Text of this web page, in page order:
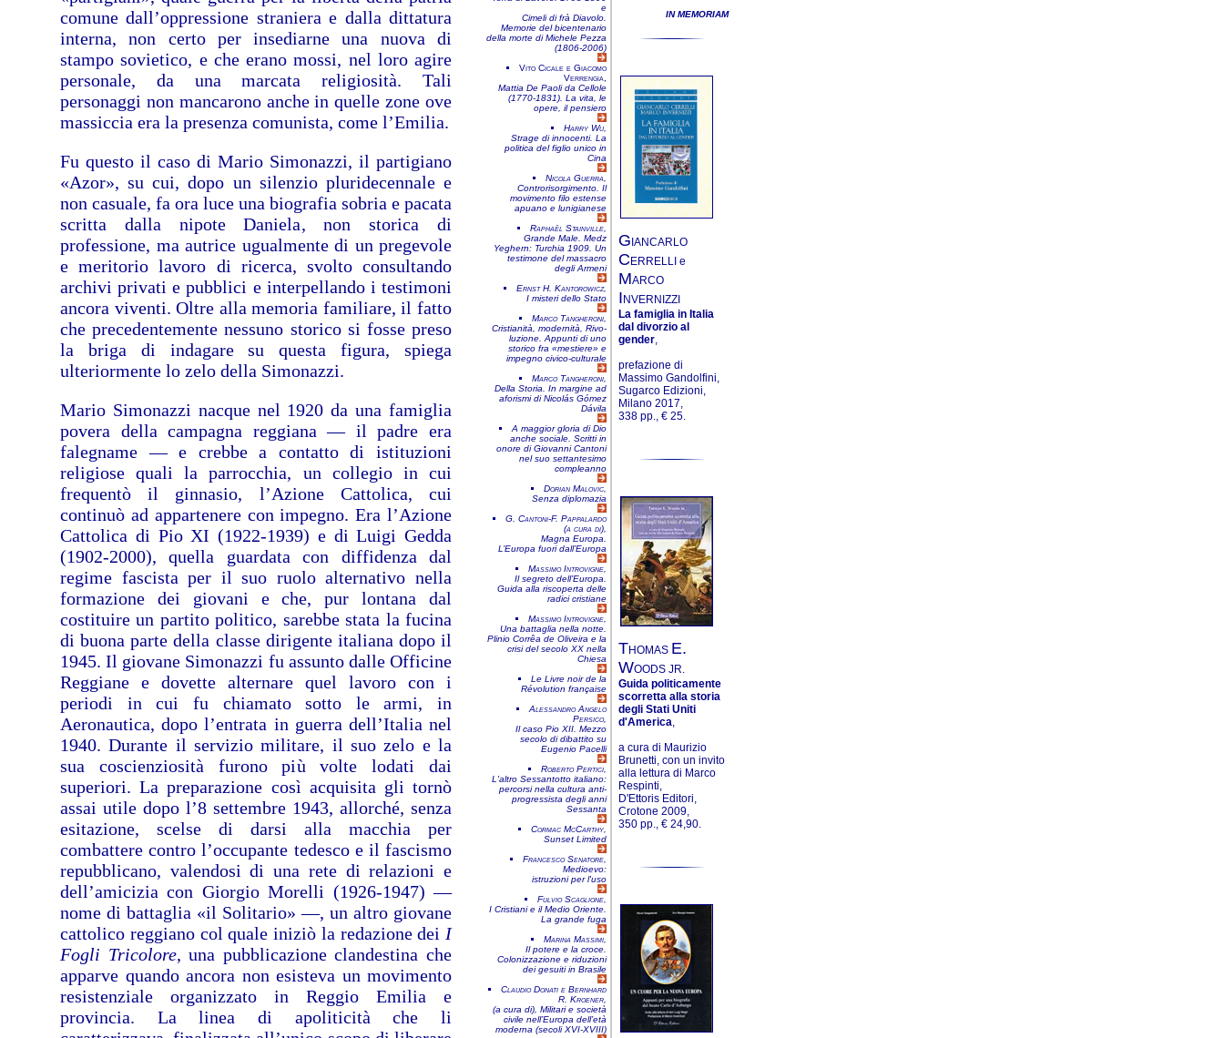
comune dall’oppressione straniera e dalla dittatura
interna, non certo per insediarne una nuova di
stampo sovietico, e che erano mossi, nel loro agire
personale, da una marcata religiosità. Tali
personaggi non mancarono anche in quelle zone ove
massiccia era la presenza comunista, come l’Emilia.
Fu questo il caso di Mario Simonazzi, il partigiano
«Azor», su cui, dopo un silenzio pluridecennale e
non casuale, fa ora luce una biografia sobria e pacata
scritta dalla nipote Daniela, non storica di
professione, ma autrice ugualmente di un pregevole
e meritorio lavoro di ricerca, svolto consultando
archivi privati e pubblici e interpellando i testimoni
ancora viventi. Oltre alla memoria familiare, il fatto
che precedentemente nessuno storico si fosse preso
la briga di indagare su questa figura, spiega
ulteriormente lo zelo della Simonazzi.
Mario Simonazzi nacque nel 1920 da una famiglia
povera della campagna reggiana — il padre era
falegname — e crebbe a contatto di istituzioni
religiose quali la parrocchia, un collegio in cui
frequentò il ginnasio, l’Azione Cattolica, cui
continuò ad appartenere con impegno. Era l’Azione
Cattolica di Pio XI (1922-1939) e di Luigi Gedda
(1902-2000), quella guardata con diffidenza dal
regime fascista per il suo ruolo alternativo nella
formazione dei giovani e che, pur lontana dal
costituire un partito politico, sarebbe stata la fucina
di buona parte della classe dirigente italiana dopo il
1945. Il giovane Simonazzi fu assunto dalle Officine
Reggiane e dovette alternare quel lavoro con i
periodi in cui fu chiamato sotto le armi, in
Aeronautica, dopo l’entrata in guerra dell’Italia nel
1940. Durante il servizio militare, il suo zelo e la
sua coscienziosità furono più volte lodati dai
superiori. La preparazione così acquisita gli tornò
assai utile dopo l’8 settembre 1943, allorché, senza
esitazione, scelse di darsi alla macchia per
combattere contro l’occupante tedesco e il fascismo
repubblicano, valendosi di una rete di relazioni e
dell’amicizia con Giorgio Morelli (1926-1947) —
nome di battaglia «il Solitario» —, un altro giovane
cattolico reggiano col quale iniziò la redazione dei I
Fogli Tricolore, una pubblicazione clandestina che
apparve quando ancora non esisteva un movimento
resistenziale organizzato in Reggio Emilia e
provincia. La linea di apoliticità che li
e
Cimeli di frà Diavolo.
Memorie del bicentenario
della morte di Michele Pezza
(1806-2006)
Vito Cicale e Giacomo
Verrengia,
Mattia De Paoli da Cellole
(1770-1831). La vita, le
opere, il pensiero
Harry Wu,
Strage di innocenti. La
politica del figlio unico in
Cina
Nicola Guerra,
Controrisorgimento. Il
movimento filo estense
apuano e lunigianese
Raphaël Stainville,
Grande Male. Medz
Yeghern: Turchia 1909. Un
testimone del massacro
degli Armeni
Ernst H. Kantorowicz,
I misteri dello Stato
Marco Tangheroni,
Cri­stia­nità, moder­nità, Rivo­
lu­zione. Appun­ti di uno
storico fra «mestiere» e
impegno civico-culturale
Marco Tangheroni,
Della Storia. In margine ad
aforismi di Nicolás Gómez
Dávila
A maggior gloria di Dio
anche sociale. Scritti in
onore di Giovanni Cantoni
nel suo settantesimo
compleanno
Dorian Malovic,
Senza diplomazia
G. Cantoni-F. Pappalardo
(a cura di),
Magna Europa.
L’Europa fuori dall’Europa
Massimo Introvigne,
Il segreto dell’Europa.
Guida alla riscoperta delle
radici cristiane
Massimo Introvigne,
Una battaglia nella notte.
Plinio Corrêa de Oliveira e la
crisi del secolo XX nella
Chiesa
Le Livre noir de la
Révolution française
Alessandro Angelo
Persico,
Il caso Pio XII. Mezzo
secolo di dibattito su
Eugenio Pacelli
Roberto Pertici,
L'altro Sessantotto italiano:
percorsi nella cultura anti-
progressista degli anni
Sessanta
Cormac McCarthy,
Sunset Limited
Francesco Senatore,
Medioevo:
istruzioni per l'uso
Fulvio Scaglione,
I Cristiani e il Medio Oriente.
La grande fuga
Marina Massimi,
Il potere e la croce.
Colonizzazione e riduzioni
dei gesuiti in Brasile
Claudio Donati e Bernhard
R. Kroener,
(a cura di), Militari e società
civile nell’Europa dell’età
moderna (secoli XVI-XVIII)
IN MEMORIAM
GIANCARLO
CERRELLI e
MARCO
INVERNIZZI
La famiglia in Italia
dal divorzio al
gender
prefazione di
Massimo Gandolfini,
Sugarco Edizioni,
Milano 2017,
338 pp., € 25.
THOMAS E.
WOODS JR.
Guida politicamente
scorretta alla storia
degli Stati Uniti
d'America,
a cura di Maurizio
Brunetti, con un invito
alla lettura di Marco
Respinti,
D'Ettoris Editori,
Crotone 2009,
350 pp., € 24,90.